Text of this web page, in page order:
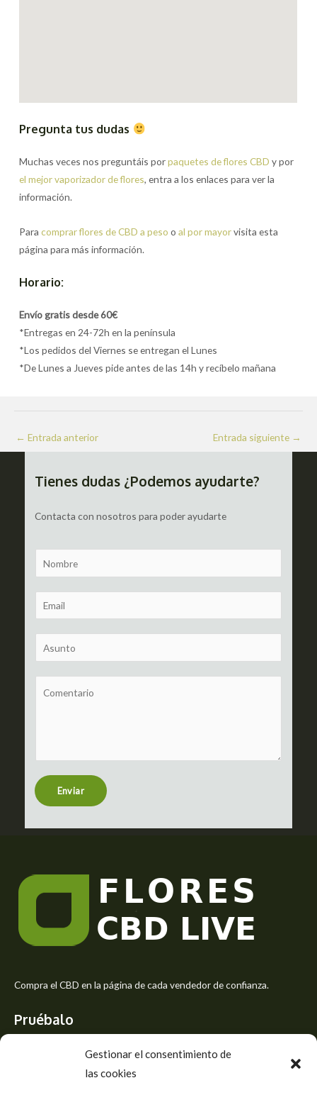
Gestionar el consentimiento de
las cookies
Pregunta tus dudas
Muchas veces nos preguntáis porpaquetes de flores CBD y por
el mejor vaporizador de flores, entra a los enlaces para ver la
información.
Paracomprar flores de CBD a peso oal por mayorvisita esta
página para más información.
Horario:
Envío gratis desde 60€
*Entregas en 24-72h en la península
*Los pedidos del Viernes se entregan el Lunes
*De Lunes a Jueves pide antes de las 14h y recíbelo mañana
Navegación
de
← Entrada anterior Entrada siguiente →
Tienes dudas ¿Podemos ayudarte?
Contacta con nosotros para poder ayudarte
a
m
m
a
u
b
t
r
s
e
Enviar
Compra el CBD en la página de cada vendedor de confianza.
Pruébalo
Siente el mejor aroma de las flores CBD y usa los beneficios del